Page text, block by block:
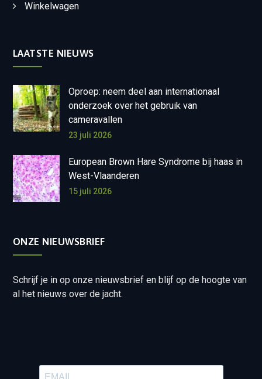
Winkelwagen
LAATSTE NIEUWS
Oproep: neem deel aan internationaal
onderzoek over het gebruik van
cameravallen
23 juli 2026
European Brown Hare Syndrome bij haas in
West-Vlaanderen
15 juli 2026
ONZE NIEUWSBRIEF
Schrijf je in op onze nieuwsbrief en blijf op de hoogte van
al het nieuws over de jacht.